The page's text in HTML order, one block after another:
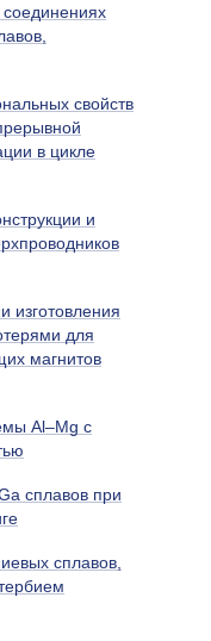
свойств
в цикле
и
изготовления
для
магнитов
Al–Mg с
сплавов при
сплавов,